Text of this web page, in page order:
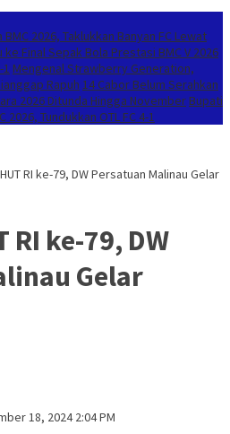
2026, Taklukkan Banyan FC Lewat
ke Final Sepak Bola Prestasi BMC V 2026
1 Mengenal Strawberry Generation,
Rapuh 14 Cabor Belum Serahkan
2026 Ditunda Hingga NovemberBupati
2026, Tundukkan OTL FC 4-1
RI ke-79, DW Persatuan Malinau Gelar
RI ke-79, DW
Gelar
18, 2024 2:04 PM